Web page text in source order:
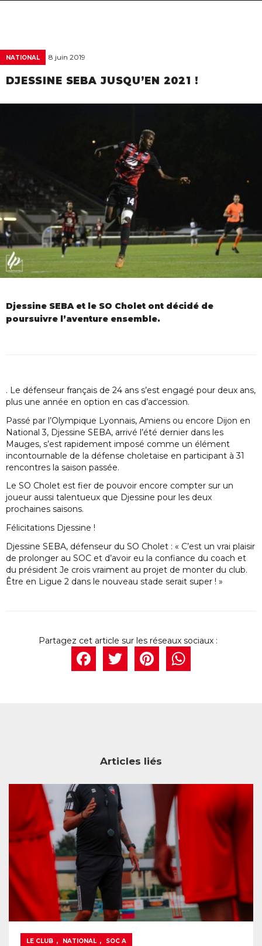
NATIONAL 8 juin 2019
DJESSINE SEBA JUSQU’EN 2021 !
Djessine SEBA et le SO Cholet ont décidé de
poursuivre l’aventure ensemble.
. Le défenseur français de 24 ans s’est engagé pour deux ans,
plus une année en option en cas d’accession.
Passé par l’Olympique Lyonnais, Amiens ou encore Dijon en
National 3, Djessine SEBA, arrivé l’été dernier dans les
Mauges, s’est rapidement imposé comme un élément
incontournable de la défense choletaise en participant à 31
rencontres la saison passée.
Le SO Cholet est fier de pouvoir encore compter sur un
joueur aussi talentueux que Djessine pour les deux
prochaines saisons.
Félicitations Djessine !
Djessine SEBA, défenseur du SO Cholet : « C’est un vrai plaisir
de prolonger au SOC et d’avoir eu la confiance du coach et
du président Je crois vraiment au projet de monter du club.
Être en Ligue 2 dans le nouveau stade serait super ! »
Facebook
Twitter
Articles liés
LE CLUB , NATIONAL , SOC A